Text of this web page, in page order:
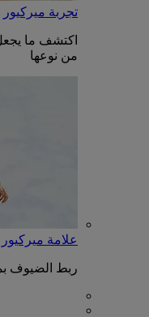
تجربة ميركيور
اكتشف ما
من نوعها
علامة ميركيور
ربط الضيوف